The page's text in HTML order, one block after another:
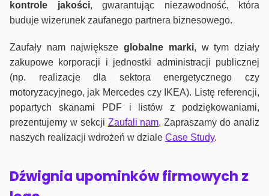
kontrole jakości, gwarantując niezawodność, która
buduje wizerunek zaufanego partnera biznesowego.
Zaufały nam największeglobalne marki, w tym działy
zakupowe korporacji i jednostki administracji publicznej
(np. realizacje dla sektora energetycznego czy
motoryzacyjnego, jak Mercedes czy IKEA). Listę referencji,
popartych skanami PDF i listów z podziękowaniami,
prezentujemy w sekcji Zaufali nam. Zapraszamy do analiz
naszych realizacji wdrożeń w dziale Case Study.
Dźwignia upominków firmowych z